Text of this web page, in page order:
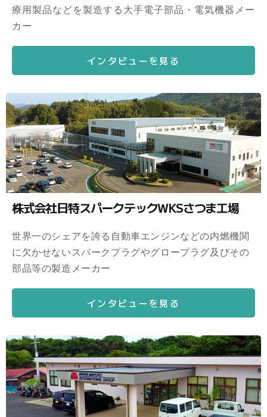
療用製品などを製造する大手電子部品・電気機器メー
カー
インタビューを見る
株式会社日特スパークテックWKSさつま工場
世界一のシェアを誇る自動車エンジンなどの内燃機関
に欠かせないスパークプラグやグロープラグ及びその
部品等の製造メーカー
インタビューを見る